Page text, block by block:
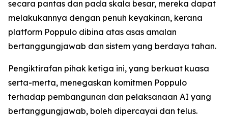
secara pantas dan pada skala besar, mereka dapat
melakukannya dengan penuh keyakinan, kerana
platform Poppulo dibina atas asas amalan
bertanggungjawab dan sistem yang berdaya tahan.
Pengiktirafan pihak ketiga ini, yang berkuat kuasa
serta-merta, menegaskan komitmen Poppulo
terhadap pembangunan dan pelaksanaan AI yang
bertanggungjawab, boleh dipercayai dan telus.